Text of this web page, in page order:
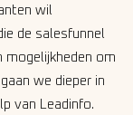
wil
de salesfunnel
mogelijkheden om
we dieper in
van Leadinfo.